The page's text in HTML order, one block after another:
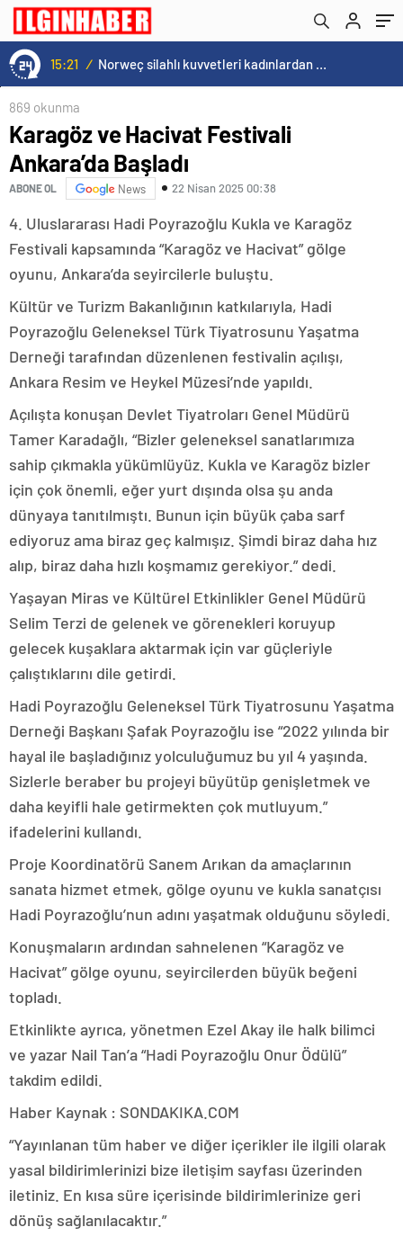
15:21 / Norweç silahlı kuvvetleri kadınlardan oluşan özel kuvvetler eğitimlerini başlattı.
869 okunma
Karagöz ve Hacivat Festivali
Ankara’da Başladı
ABONE OL News 22 Nisan 2025 00:38
4. Uluslararası Hadi Poyrazoğlu Kukla ve Karagöz
Festivali kapsamında “Karagöz ve Hacivat” gölge
oyunu, Ankara’da seyircilerle buluştu.
Kültür ve Turizm Bakanlığının katkılarıyla, Hadi
Poyrazoğlu Geleneksel Türk Tiyatrosunu Yaşatma
Derneği tarafından düzenlenen festivalin açılışı,
Ankara Resim ve Heykel Müzesi’nde yapıldı.
Açılışta konuşan Devlet Tiyatroları Genel Müdürü
Tamer Karadağlı, “Bizler geleneksel sanatlarımıza
sahip çıkmakla yükümlüyüz. Kukla ve Karagöz bizler
için çok önemli, eğer yurt dışında olsa şu anda
dünyaya tanıtılmıştı. Bunun için büyük çaba sarf
ediyoruz ama biraz geç kalmışız. Şimdi biraz daha hız
alıp, biraz daha hızlı koşmamız gerekiyor.” dedi.
Yaşayan Miras ve Kültürel Etkinlikler Genel Müdürü
Selim Terzi de gelenek ve görenekleri koruyup
gelecek kuşaklara aktarmak için var güçleriyle
çalıştıklarını dile getirdi.
Hadi Poyrazoğlu Geleneksel Türk Tiyatrosunu Yaşatma
Derneği Başkanı Şafak Poyrazoğlu ise “2022 yılında bir
hayal ile başladığınız yolculuğumuz bu yıl 4 yaşında.
Sizlerle beraber bu projeyi büyütüp genişletmek ve
daha keyifli hale getirmekten çok mutluyum.”
ifadelerini kullandı.
Proje Koordinatörü Sanem Arıkan da amaçlarının
sanata hizmet etmek, gölge oyunu ve kukla sanatçısı
Hadi Poyrazoğlu’nun adını yaşatmak olduğunu söyledi.
Konuşmaların ardından sahnelenen “Karagöz ve
Hacivat” gölge oyunu, seyircilerden büyük beğeni
topladı.
Etkinlikte ayrıca, yönetmen Ezel Akay ile halk bilimci
ve yazar Nail Tan’a “Hadi Poyrazoğlu Onur Ödülü”
takdim edildi.
Haber Kaynak : SONDAKIKA.COM
“Yayınlanan tüm haber ve diğer içerikler ile ilgili olarak
yasal bildirimlerinizi bize iletişim sayfası üzerinden
iletiniz. En kısa süre içerisinde bildirimlerinize geri
dönüş sağlanılacaktır.”